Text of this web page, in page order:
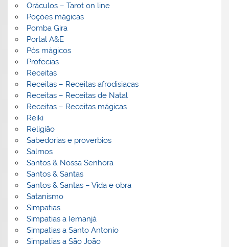
Oráculos – Tarot on line
Poções mágicas
Pomba Gira
Portal A&E
Pós mágicos
Profecias
Receitas
Receitas – Receitas afrodisiacas
Receitas – Receitas de Natal
Receitas – Receitas mágicas
Reiki
Religião
Sabedorias e proverbios
Salmos
Santos & Nossa Senhora
Santos & Santas
Santos & Santas – Vida e obra
Satanismo
Simpatias
Simpatias a Iemanjá
Simpatias a Santo Antonio
Simpatias a São João